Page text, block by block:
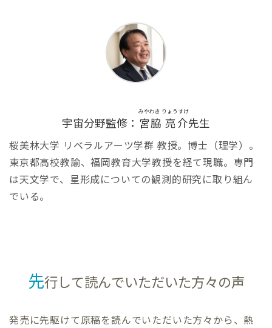
宇宙分野監修： 宮脇 亮介
みやわき りょうすけ
先生
桜美林大学 リベラルアーツ学群 教授。博士（理学）。
東京都高校教諭、福岡教育大学教授を経て現職。専門
は天文学で、星形成についての観測的研究に取り組ん
でいる。
先行して読んでいただいた方々の声
発売に先駆けて原稿を読んでいただいた方々から、熱